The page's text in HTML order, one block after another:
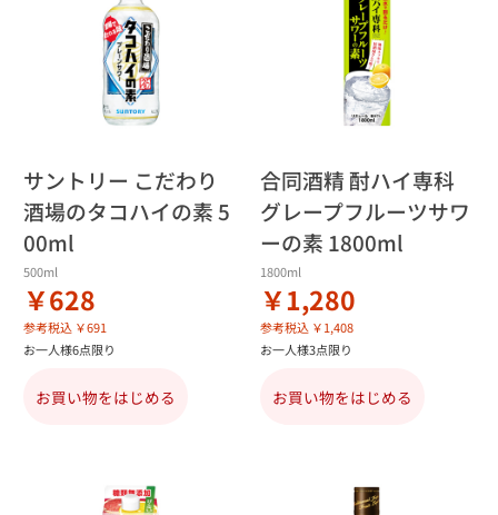
サントリー こだわり
酒場のタコハイの素 5
00ml
500ml
￥628
参考税込 ￥691
お一人様6点限り
お買い物をはじめる
合同酒精 酎ハイ専科
グレープフルーツサワ
ーの素 1800ml
1800ml
￥1,280
参考税込 ￥1,408
お一人様3点限り
お買い物をはじめる